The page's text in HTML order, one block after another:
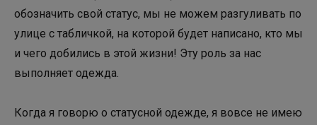
обозначить свой статус, мы не можем разгуливать по
улице с табличкой, на которой будет написано, кто мы
и чего добились в этой жизни! Эту роль за нас
выполняет одежда.
Когда я говорю о статусной одежде, я вовсе не имею